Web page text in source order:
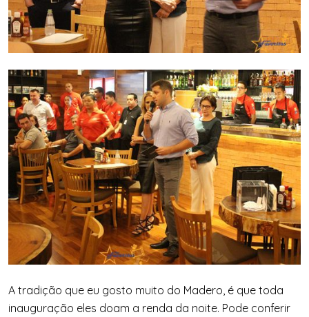
A tradição que eu gosto muito do Madero, é que toda
inauguração eles doam a renda da noite. Pode conferir